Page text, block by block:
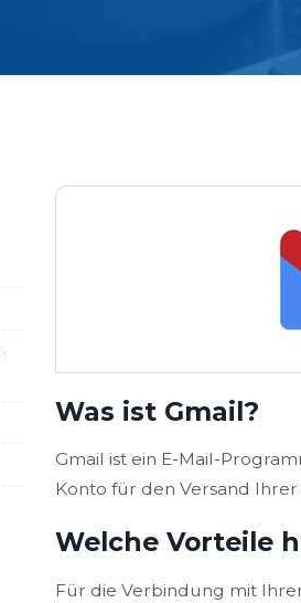
Was ist Gmail?
Gmail ist ein E-Mail-
Konto für den Versand
Welche Vorteile
Für die Verbindung mit